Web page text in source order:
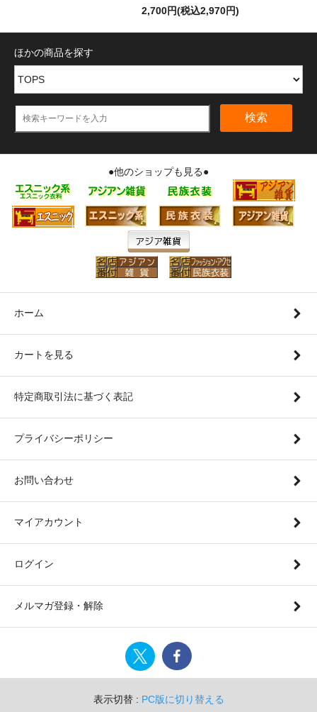
2,700円(税込2,970円)
ほかの商品を探す
検索
●他のショップも見る●
ホーム
カートを見る
特定商取引法に基づく表記
プライバシーポリシー
お問い合わせ
マイアカウント
ログイン
メルマガ登録・解除
表示切替 : PC版に切り替える